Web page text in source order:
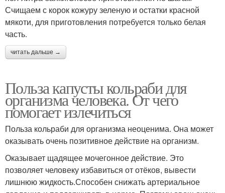
Счищаем с корок кожуру зеленую и остатки красной
мякоти, для приготовления потребуется только белая
часть.
читать дальше →
Польза капусты кольраби для
организма человека. От чего
помогает излечиться
Польза кольраби для организма неоценима. Она может
оказывать очень позитивное действие на организм.
Оказывает щадящее мочегонное действие. Это
позволяет человеку избавиться от отёков, вывести
лишнюю жидкость.Способен снижать артериальное